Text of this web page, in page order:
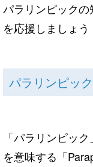
パラリンピック
を応援しましょう
パラリンピッ
「パラリンピッ
を意味する「